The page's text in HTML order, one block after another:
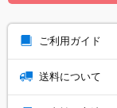
ご利用ガイド
送料について